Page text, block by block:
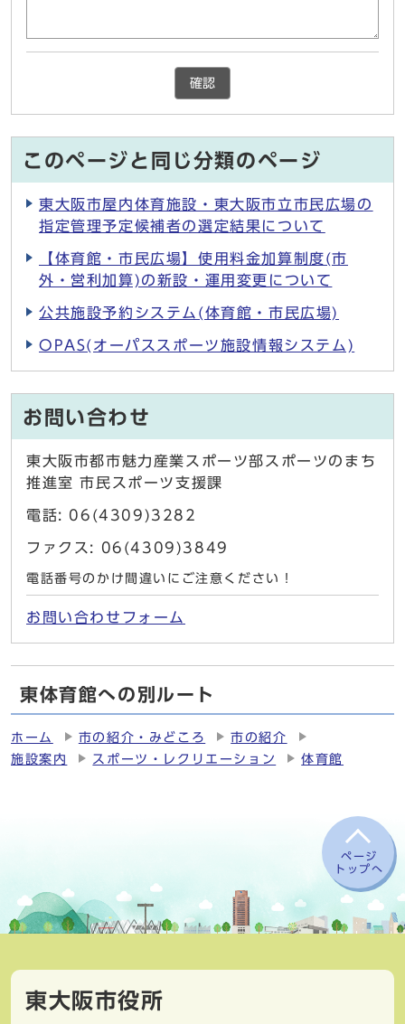
確認
このページと同じ分類のページ
東大阪市屋内体育施設・東大阪市立市民広場の
指定管理予定候補者の選定結果について
【体育館・市民広場】使用料金加算制度(市
外・営利加算)の新設・運用変更について
公共施設予約システム(体育館・市民広場)
OPAS(オーパススポーツ施設情報システム)
お問い合わせ
東大阪市都市魅力産業スポーツ部スポーツのまち
推進室 市民スポーツ支援課
電話: 06(4309)3282
ファクス: 06(4309)3849
電話番号のかけ間違いにご注意ください！
お問い合わせフォーム
東体育館への別ルート
ホーム 市の紹介・みどころ
市の紹介
施設案内
スポーツ・レクリエーション 体育館
ページ
トップへ
東大阪市役所